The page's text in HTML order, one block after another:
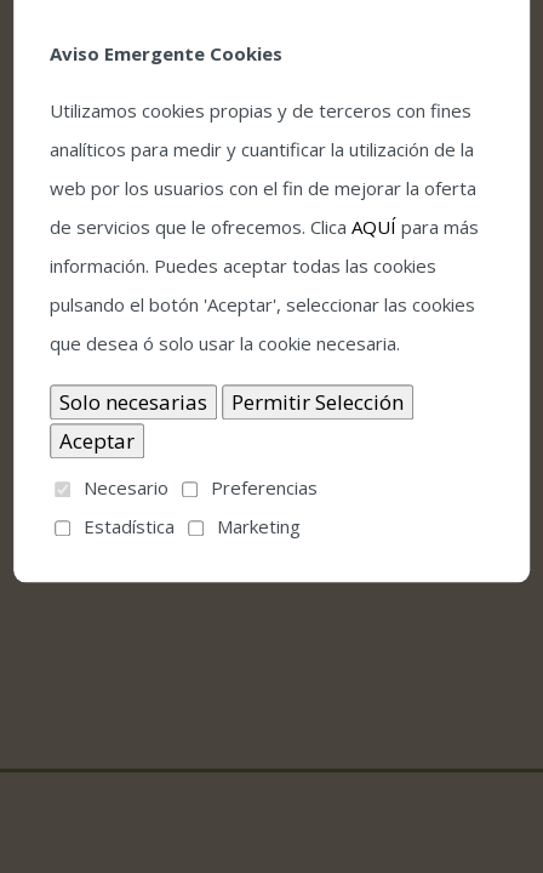
35€ – 40€
menudo en la periferia de la conveniencia
una autoridad incontestable. La vigencia
de Los Planetas no responde a la
persistencia inercial de una marca, sino a
la capacidad para intervenir el ahora con
lucidez, precisión y magnetismo. La
trascendencia como fin, la gestión del
caos como motor, la insumisión como
Más información
+ Exportar eventos
Aviso Emergente Cookies
Utilizamos cookies propias y de terceros con fines
analíticos para medir y cuantificar la utilización de la
web por los usuarios con el fin de mejorar la oferta
de servicios que le ofrecemos. ClicaAQUÍ para más
información. Puedes aceptar todas las cookies
pulsando el botón 'Aceptar', seleccionar las cookies
que desea ó solo usar la cookie necesaria.
Necesario
Preferencias
Estadística
Marketing